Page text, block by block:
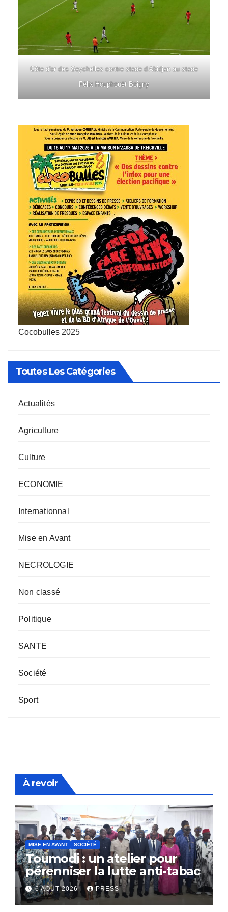
Côte d'or des Seychelles contre stade d'Abidjan au stade
Félix Houphouët Boigny
Cocobulles 2025
Toutes Les Catégories
Actualités
Agriculture
Culture
ECONOMIE
Internationnal
Mise en Avant
NECROLOGIE
Non classé
Politique
SANTE
Société
Sport
À revoir
MISE EN AVANT SOCIÉTÉ
Toumodi : un atelier pour
pérenniser la lutte anti-tabac
6 AOÛT 2026 PRESS